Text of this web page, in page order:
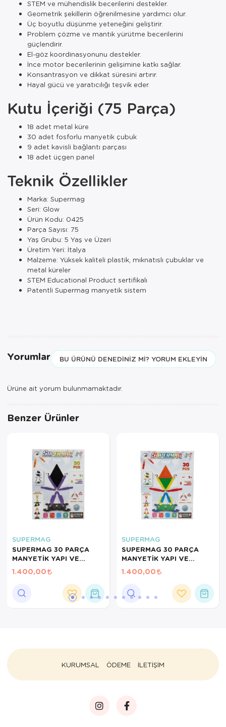
STEM ve mühendislik becerilerini destekler.
Geometrik şekillerin öğrenilmesine yardımcı olur.
Üç boyutlu düşünme yeteneğini geliştirir.
Problem çözme ve mantık yürütme becerilerini
güçlendirir.
El-göz koordinasyonunu destekler.
İnce motor becerilerinin gelişimine katkı sağlar.
Konsantrasyon ve dikkat süresini artırır.
Hayal gücü ve yaratıcılığı teşvik eder.
Kutu İçeriği (75 Parça)
18 adet metal küre
30 adet fosforlu manyetik çubuk
9 adet kavisli bağlantı parçası
18 adet üçgen panel
Teknik Özellikler
Marka: Supermag
Seri: Glow
Ürün Kodu: 0425
Parça Sayısı: 75
Yaş Grubu: 5 Yaş ve Üzeri
Üretim Yeri: İtalya
Malzeme: Yüksek kaliteli plastik, mıknatıslı çubuklar ve
metal küreler
STEM Educational Product sertifikalı
Patentli Supermag manyetik sistem
Yorumlar BU ÜRÜNÜ DENEDINIZ MI? YORUM EKLEYIN
Ürüne ait yorum bulunmamaktadır.
Benzer Ürünler
SUPERMAG
SUPERMAG 30 PARÇA
MANYETİK YAPI VE
GEOMETRİ SETİ- STEM
EĞİTİCİ MANYETİK
1.400,00
SUPERMAG
SUPERMAG 30 PARÇA
MANYETİK YAPI VE
GEOMETRİ SETİ- RENKLİ
STEM EĞİTİCİ MANYETİK
1.400,00
KURUMSAL ÖDEME İLETİŞİM